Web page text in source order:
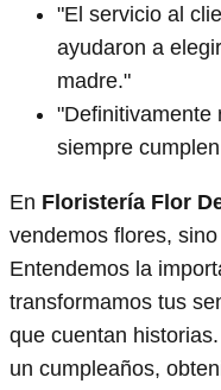
"El servicio al
ayudaron a
madre."
"Definitivamente
siempre
En Floristería Flor
vendemos flores,
Entendemos la
transformamos tus
que cuentan
un cumpleaños,